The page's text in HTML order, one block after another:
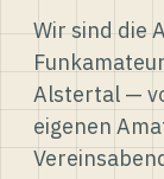
Wir sind die
Alstertal —
eigenen